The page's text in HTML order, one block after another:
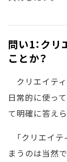
問い1：クリ
ことか？
クリエイテ
日常的に使っ
て明確に答え
「クリエイテ
まうのは当然